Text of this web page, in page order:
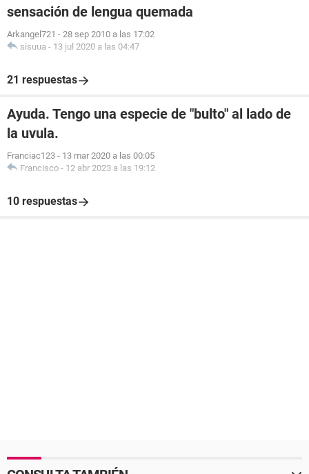
sensación de lengua quemada
Arkangel721 - 28 sep 2010 a las 17:02
sisuua - 13 jul 2020 a las 04:47
21 respuestas
Ayuda. Tengo una especie de "bulto" al lado de
la uvula.
Franciac123 - 13 mar 2020 a las 00:05
Francisco - 12 abr 2023 a las 19:12
10 respuestas